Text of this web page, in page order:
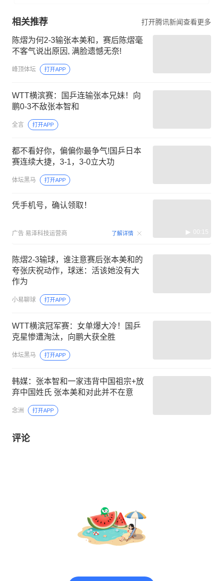
相关推荐 打开腾讯新闻查看更多
陈熠为何2-3输张本美和，赛后陈熠毫
不客气说出原因, 满脸遗憾无奈!
峰顶体坛 打开APP
WTT横滨赛：国乒连输张本兄妹！向
鹏0-3不敌张本智和
全言 打开APP
都不看好你，偏偏你最争气!国乒日本
赛连续大捷，3-1，3-0立大功
体坛黑马 打开APP
凭手机号，确认领取！
广告 易泽科技运营商 了解详情 00:15
陈熠2-3输球，谁注意赛后张本美和的
夸张庆祝动作，球迷：活该她没有大
作为
小易聊球 打开APP
WTT横滨冠军赛：女单爆大冷！国乒
克星惨遭淘汰，向鹏大获全胜
体坛黑马 打开APP
韩媒：张本智和一家违背中国祖宗+放
弃中国姓氏 张本美和对此并不在意
念洲 打开APP
评论